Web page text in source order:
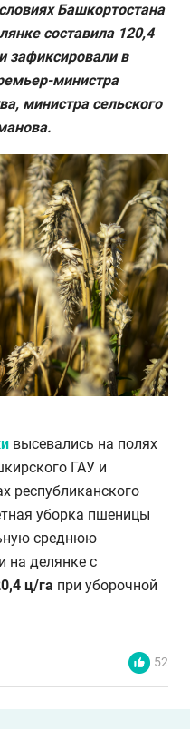
Башкортостана
составила 120,4
зафиксировали в
министра
министра сельского
высевались на полях
ГАУ и
республиканского
уборка пшеницы
среднюю
на делянке с
ц/га при уборочной
52